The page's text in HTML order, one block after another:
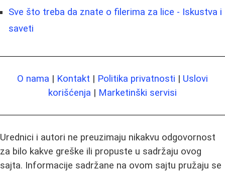
Sve što treba da znate o filerima za lice - Iskustva i
saveti
O nama | Kontakt | Politika privatnosti | Uslovi
korišćenja | Marketinški servisi
Urednici i autori ne preuzimaju nikakvu odgovornost
za bilo kakve greške ili propuste u sadržaju ovog
sajta. Informacije sadržane na ovom sajtu pružaju se